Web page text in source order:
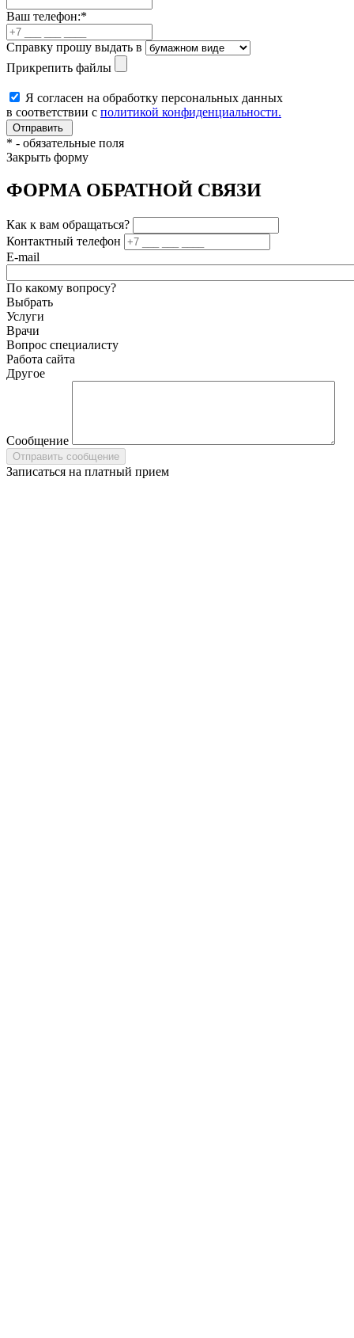
Ваш телефон:*
Справку прошу выдать в
Прикрепить файлы
Я согласен на обработку персональных данных
в соответствии с политикой конфиденциальности.
* - обязательные поля
Закрыть форму
ФОРМА ОБРАТНОЙ СВЯЗИ
Как к вам обращаться?
Контактный телефон
E-mail
По какому вопросу?
Выбрать
Услуги
Врачи
Вопрос специалисту
Работа сайта
Другое
Сообщение
Записаться на платный прием